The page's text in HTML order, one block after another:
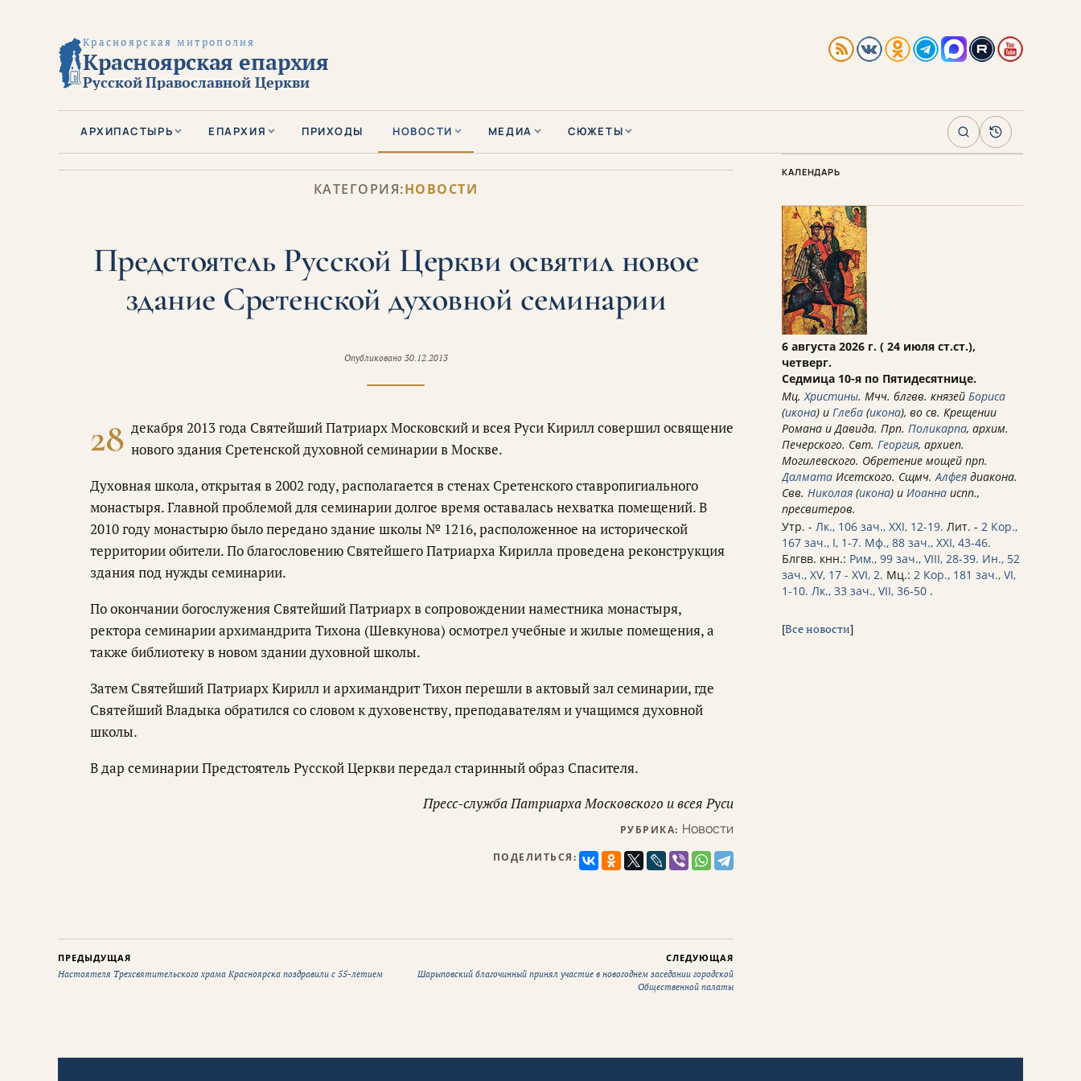
Красноярская митрополия
Красноярская епархия
Русской Православной Церкви
АРХИПАСТЫРЬ ЕПАРХИЯ ПРИХОДЫ НОВОСТИ МЕДИА СЮЖЕТЫ ПоискАрхив
КАТЕГОРИЯ:НОВОСТИ
Предстоятель Русской Церкви освятил новое
здание Сретенской духовной семинарии
Опубликовано 30.12.2013
28 декабря 2013 года Святейший Патриарх Московский и всея Руси Кирилл совершил освящение
нового здания Сретенской духовной семинарии в Москве.
Духовная школа, открытая в 2002 году, располагается в стенах Сретенского ставропигиального
монастыря. Главной проблемой для семинарии долгое время оставалась нехватка помещений. В
2010 году монастырю было передано здание школы № 1216, расположенное на исторической
территории обители. По благословению Святейшего Патриарха Кирилла проведена реконструкция
здания под нужды семинарии.
По окончании богослужения Святейший Патриарх в сопровождении наместника монастыря,
ректора семинарии архимандрита Тихона (Шевкунова) осмотрел учебные и жилые помещения, а
также библиотеку в новом здании духовной школы.
Затем Святейший Патриарх Кирилл и архимандрит Тихон перешли в актовый зал семинарии, где
Святейший Владыка обратился со словом к духовенству, преподавателям и учащимся духовной
школы.
В дар семинарии Предстоятель Русской Церкви передал старинный образ Спасителя.
Пресс-служба Патриарха Московского и всея Руси
РУБРИКА: Новости
ПОДЕЛИТЬСЯ:
ПРЕДЫДУЩАЯ
Настоятеля Трехсвятительского храма Красноярска поздравили с 55-летием
СЛЕДУЮЩАЯ
Шарыповский благочинный принял участие в новогоднем заседании городской
Общественной палаты
КАЛЕНДАРЬ
6 августа 2026 г. ( 24 июля ст.ст.),
четверг.
Седмица 10-я по Пятидесятнице.
Мц.Христины. Мчч. блгвв. князей Бориса
(икона) и Глеба (икона), во св. Крещении
Романа и Давида. Прп. Поликарпа, архим.
Печерского. Свт. Георгия, архиеп.
Могилевского. Обретение мощей прп.
Далмата Исетского. Сщмч.Алфея диакона.
Свв. Николая (икона) и Иоанна испп.,
пресвитеров.
Утр. - Лк., 106 зач., XXI, 12-19. Лит. - 2 Кор.,
167 зач., I, 1-7. Мф., 88 зач., XXI, 43-46.
Блгвв. кнн.: Рим., 99 зач., VIII, 28-39. Ин., 52
зач., XV, 17 - XVI, 2. Мц.: 2 Кор., 181 зач., VI,
1-10. Лк., 33 зач., VII, 36-50 .
[Все новости]